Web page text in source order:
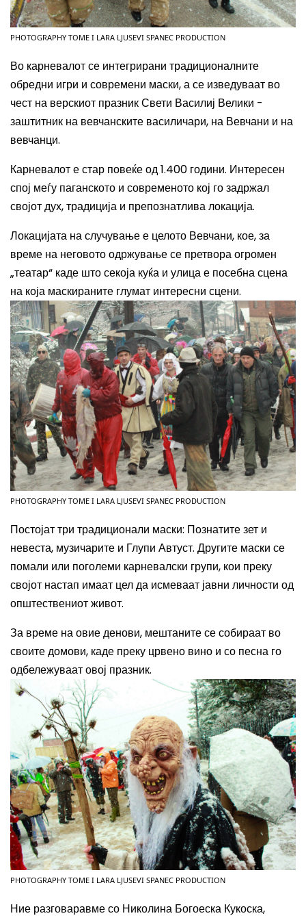
PHOTOGRAPHY TOME I LARA LJUSEVI SPANEC PRODUCTION
Во карневалот се интегрирани традиционалните
обредни игри и современи маски, а се изведуваат во
чест на верскиот празник Свети Василиј Велики -
заштитник на вевчанските василичари, на Вевчани и на
вевчанци.
Карневалот е стар повеќе од 1.400 години. Интересен
спој меѓу паганското и современото кој го задржал
својот дух, традиција и препознатлива локација.
Локацијата на случување е целото Вевчани, кое, за
време на неговото одржување се претвора огромен
„театар“ каде што секоја куќа и улица е посебна сцена
на која маскираните глумат интересни сцени.
PHOTOGRAPHY TOME I LARA LJUSEVI SPANEC PRODUCTION
Постојат три традиционали маски: Познатите зет и
невеста, музичарите и Глупи Автуст. Другите маски се
помали или поголеми карневалски групи, кои преку
својот настап имаат цел да исмеваат јавни личности од
општествениот живот.
За време на овие денови, мештаните се собираат во
своите домови, каде преку црвено вино и со песна го
одбележуваат овој празник.
PHOTOGRAPHY TOME I LARA LJUSEVI SPANEC PRODUCTION
Ние разговаравме со Николина Богоеска Кукоска,